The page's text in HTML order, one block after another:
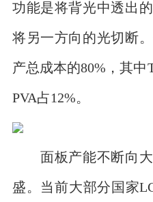
功能是将背光中透出
将另一方向的光切断
产总成本的80%，其中
PVA占12%。
面板产能不断向大
盛。当前大部分国家